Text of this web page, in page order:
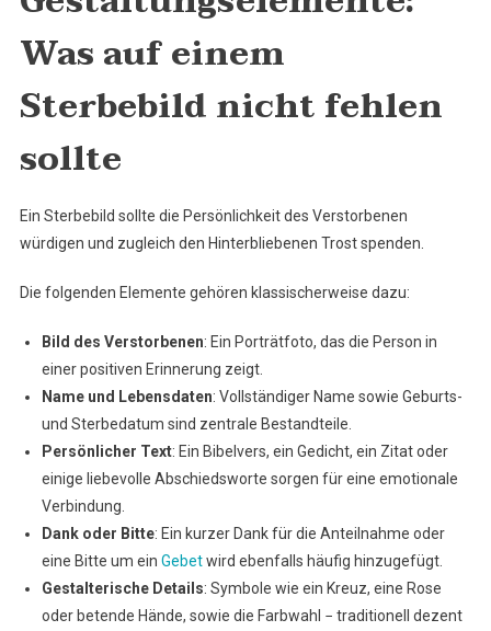
Was auf einem
Sterbebild nicht fehlen
sollte
Ein Sterbebild sollte die Persönlichkeit des Verstorbenen
würdigen und zugleich den Hinterbliebenen Trost spenden.
Die folgenden Elemente gehören klassischerweise dazu:
Bild des Verstorbenen: Ein Porträtfoto, das die Person in
einer positiven Erinnerung zeigt.
Name und Lebensdaten: Vollständiger Name sowie Geburts-
und Sterbedatum sind zentrale Bestandteile.
Persönlicher Text: Ein Bibelvers, ein Gedicht, ein Zitat oder
einige liebevolle Abschiedsworte sorgen für eine emotionale
Verbindung.
Dank oder Bitte: Ein kurzer Dank für die Anteilnahme oder
eine Bitte um ein Gebetwird ebenfalls häufig hinzugefügt.
Gestalterische Details: Symbole wie ein Kreuz, eine Rose
oder betende Hände, sowie die Farbwahl − traditionell dezent